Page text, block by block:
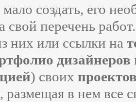
мало создать, его
свой перечень
них или ссылки на
дизайнеров
) своих
, размещая в нем все